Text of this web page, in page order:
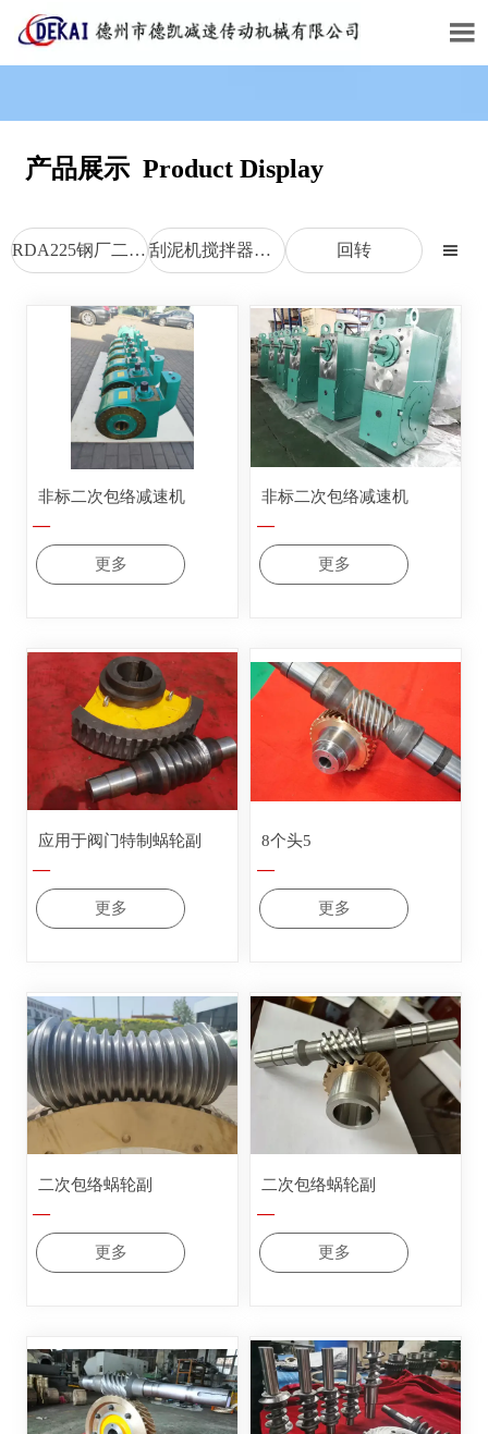

产品展示 Product Display
RDA225钢厂二次包络减速机 刮泥机搅拌器M型减速机 回转 
非标二次包络减速机
—
更多
非标二次包络减速机
—
更多
应用于阀门特制蜗轮副
—
更多
8个头5
—
更多
二次包络蜗轮副
—
更多
二次包络蜗轮副
—
更多